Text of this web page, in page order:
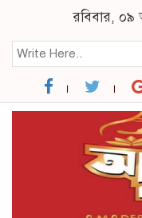
রবিবার, ০৯